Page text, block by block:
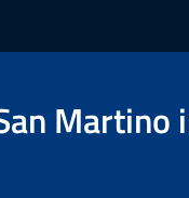
Martino